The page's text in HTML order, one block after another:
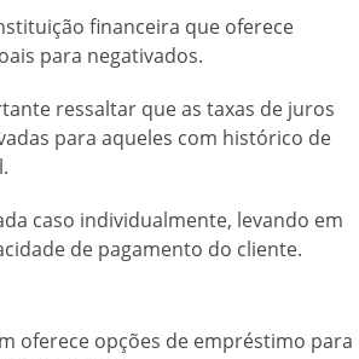
financeira que oferece
para negativados.
ressaltar que as taxas de juros
para aqueles com histórico de
caso individualmente, levando em
de pagamento do cliente.
oferece opções de empréstimo para